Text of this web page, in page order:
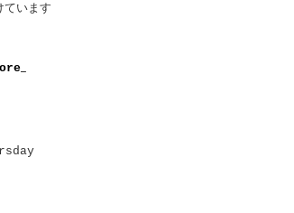
ています
_